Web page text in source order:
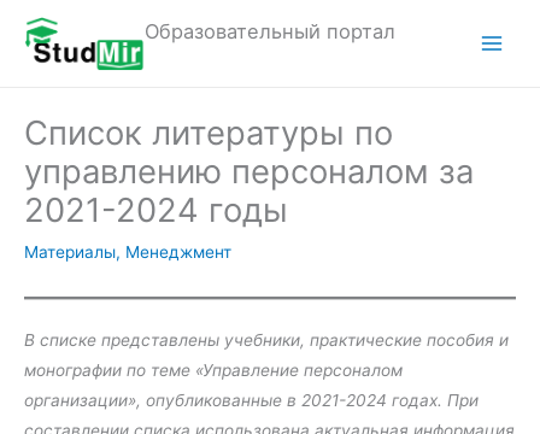
Перейти
содержимому
Образовательный портал
e
n
Список литературы по
управлению персоналом за
2021-2024 годы
Материалы, Менеджмент
В списке представлены учебники, практические пособия и
монографии по теме «Управление персоналом
организации», опубликованные в 2021-2024 годах. При
составлении списка использована актуальная информация